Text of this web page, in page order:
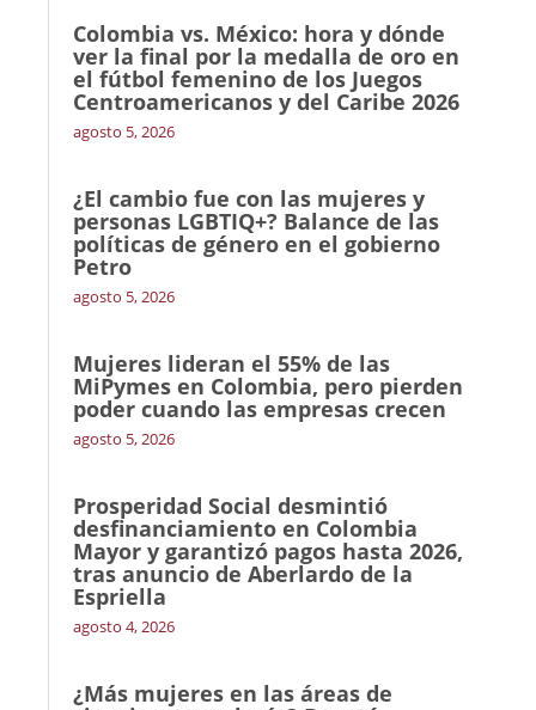
Colombia vs. México: hora y dónde
ver la final por la medalla de oro en
el fútbol femenino de los Juegos
Centroamericanos y del Caribe 2026
agosto 5, 2026
¿El cambio fue con las mujeres y
personas LGBTIQ+? Balance de las
políticas de género en el gobierno
Petro
agosto 5, 2026
Mujeres lideran el 55% de las
MiPymes en Colombia, pero pierden
poder cuando las empresas crecen
agosto 5, 2026
Prosperidad Social desmintió
desfinanciamiento en Colombia
Mayor y garantizó pagos hasta 2026,
tras anuncio de Aberlardo de la
Espriella
agosto 4, 2026
¿Más mujeres en las áreas de